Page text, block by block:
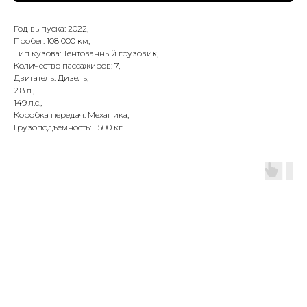
Год выпуска: 2022,
Пробег: 108 000 км,
Тип кузова: Тентованный грузовик,
Количество пассажиров: 7,
Двигатель: Дизель,
2.8 л.,
149 л.с.,
Коробка передач: Механика,
Грузоподъёмность: 1 500 кг